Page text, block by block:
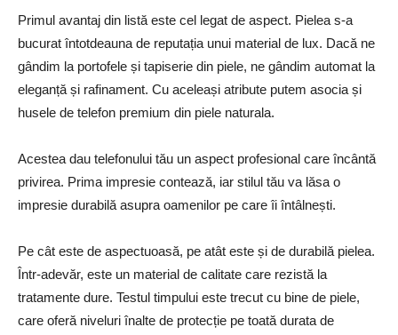
Primul avantaj din listă este cel legat de aspect. Pielea s-a
bucurat întotdeauna de reputația unui material de lux. Dacă ne
gândim la portofele și tapiserie din piele, ne gândim automat la
eleganță și rafinament. Cu aceleași atribute putem asocia și
husele de telefon premium din piele naturala.
Acestea dau telefonului tău un aspect profesional care încântă
privirea. Prima impresie contează, iar stilul tău va lăsa o
impresie durabilă asupra oamenilor pe care îi întâlnești.
Pe cât este de aspectuoasă, pe atât este și de durabilă pielea.
Într-adevăr, este un material de calitate care rezistă la
tratamente dure. Testul timpului este trecut cu bine de piele,
care oferă niveluri înalte de protecție pe toată durata de